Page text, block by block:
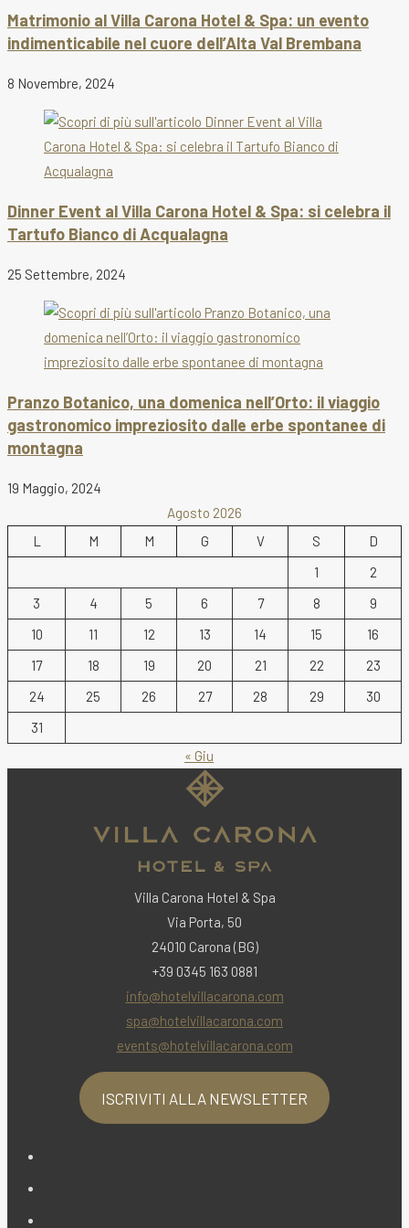
Matrimonio al Villa Carona Hotel & Spa: un evento
indimenticabile nel cuore dell’Alta Val Brembana
8 Novembre, 2024
Dinner Event al Villa Carona Hotel & Spa: si celebra il
Tartufo Bianco di Acqualagna
25 Settembre, 2024
Pranzo Botanico, una domenica nell’Orto: il viaggio
gastronomico impreziosito dalle erbe spontanee di
montagna
19 Maggio, 2024
Agosto 2026
L
M M G V S
D
1
2
3
4 5 6 7 8
9
10
11 12 13 14 15
16
17
18 19 20 21 22
23
24
25 26 27 28 29
30
31
« Giu
Villa Carona Hotel & Spa
Via Porta, 50
24010 Carona (BG)
+39 0345 163 0881
info@hotelvillacarona.com
spa@hotelvillacarona.com
events@hotelvillacarona.com
ISCRIVITI ALLA NEWSLETTER